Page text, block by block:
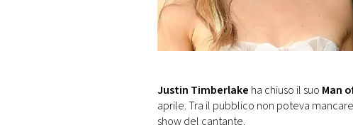
MONACO
Justin Timberlake ha chiuso il suo Man
aprile. Tra il pubblico non poteva mancare
show del cantante.